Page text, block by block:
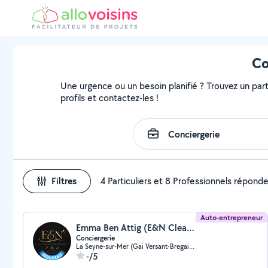
Une urgence ou un besoin planifié ? Trouvez un
profils et contactez-les !
Filtres 4 Particuliers et 8 Professionnels
Auto-entrepreneur
Emma Ben Attig (E&N Clean et Conciergerie)
Conciergerie
La Seyne-sur-Mer (Gai Versant-Bregaillon)
-/5